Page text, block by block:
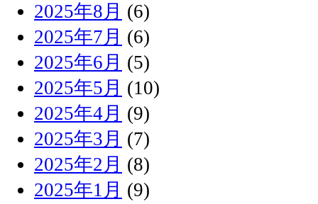
2025年8月 (6)
2025年7月 (6)
2025年6月 (5)
2025年5月 (10)
2025年4月 (9)
2025年3月 (7)
2025年2月 (8)
2025年1月 (9)